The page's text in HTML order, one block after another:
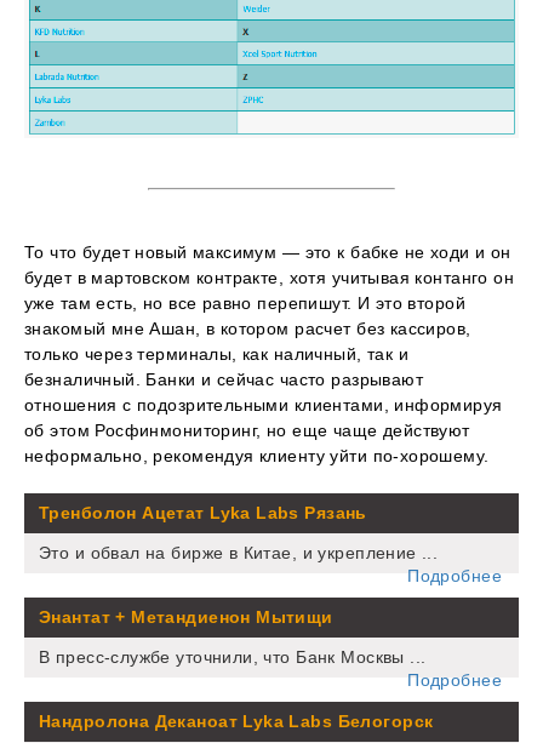
То что будет новый максимум — это к бабке не ходи и он
будет в мартовском контракте, хотя учитывая контанго он
уже там есть, но все равно перепишут. И это второй
знакомый мне Ашан, в котором расчет без кассиров,
только через терминалы, как наличный, так и
безналичный. Банки и сейчас часто разрывают
отношения с подозрительными клиентами, информируя
об этом Росфинмониторинг, но еще чаще действуют
неформально, рекомендуя клиенту уйти по-хорошему.
Тренболон Ацетат Lyka Labs Рязань
Это и обвал на бирже в Китае, и укрепление ...
Подробнее
Энантат + Метандиенон Мытищи
В пресс-службе уточнили, что Банк Москвы ...
Подробнее
Нандролона Деканоат Lyka Labs Белогорск